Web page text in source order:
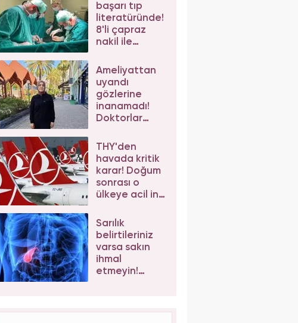
başarı tıp
literatüründe!
8'li çapraz
nakil ile
imza attılar
Ameliyattan
uyandı
gözlerine
inanamadı!
Doktorlar
bacağı
ameliyat
edince hayatı
karardı!
THY'den
havada kritik
karar! Doğum
sonrası o
ülkeye acil iniş
Sarılık
belirtileriniz
varsa sakın
ihmal
etmeyin!